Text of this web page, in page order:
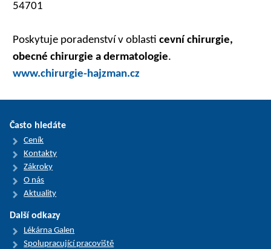
54701
Poskytuje poradenství v oblasticevní chirurgie,
obecné chirurgie a dermatologie.
www.chirurgie-hajzman.cz
Často hledáte
Ceník
Kontakty
Zákroky
O nás
Aktuality
Další odkazy
Lékárna Galen
Spolupracující pracoviště